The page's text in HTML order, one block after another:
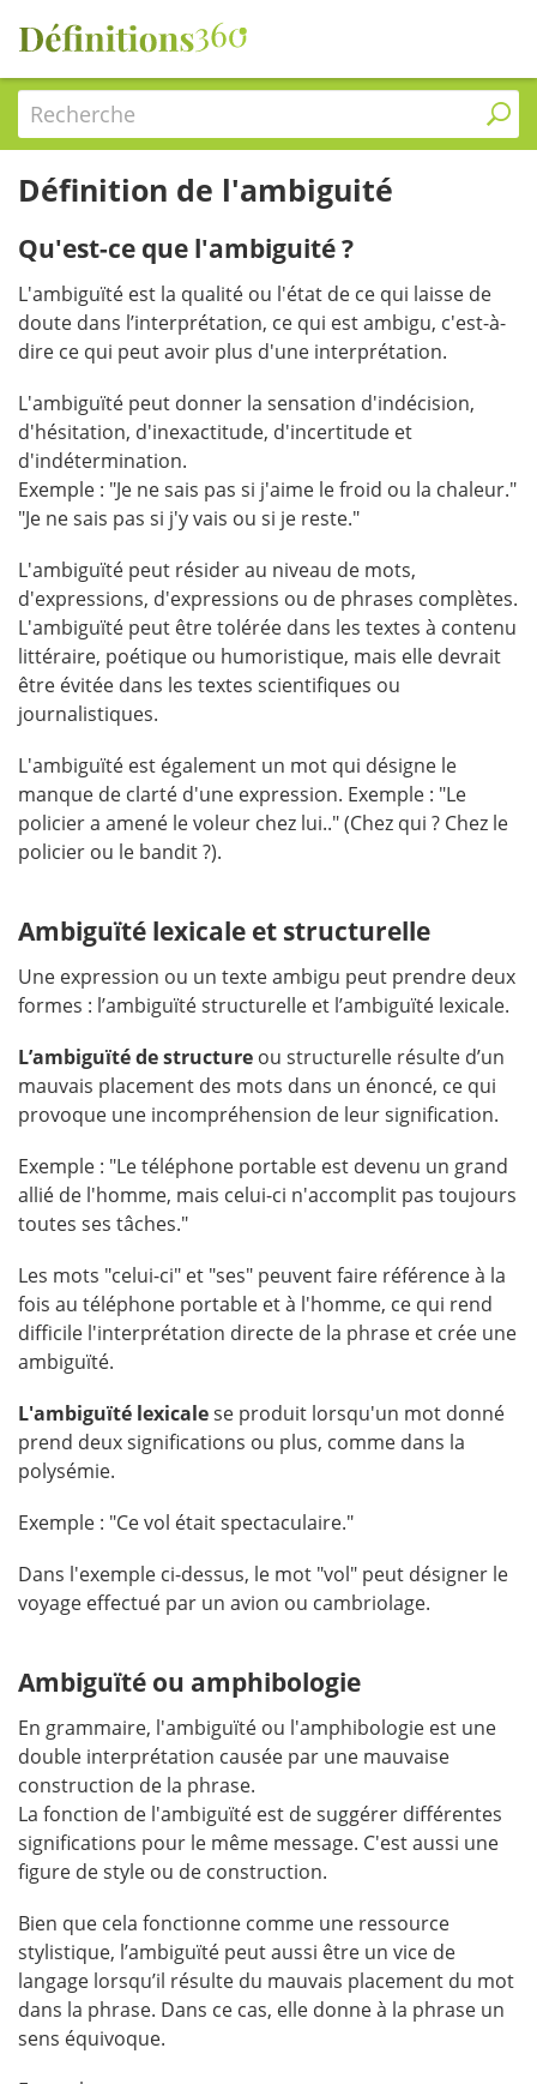
Recherche
Définition de l'ambiguité
Qu'est-ce que l'ambiguité ?
L'ambiguïté est la qualité ou l'état de ce qui laisse de
doute dans l’interprétation, ce qui est ambigu, c'est-à-
dire ce qui peut avoir plus d'une interprétation.
L'ambiguïté peut donner la sensation d'indécision,
d'hésitation, d'inexactitude, d'incertitude et
d'indétermination.
Exemple : "Je ne sais pas si j'aime le froid ou la chaleur."
"Je ne sais pas si j'y vais ou si je reste."
L'ambiguïté peut résider au niveau de mots,
d'expressions, d'expressions ou de phrases complètes.
L'ambiguïté peut être tolérée dans les textes à contenu
littéraire, poétique ou humoristique, mais elle devrait
être évitée dans les textes scientifiques ou
journalistiques.
L'ambiguïté est également un mot qui désigne le
manque de clarté d'une expression. Exemple : "Le
policier a amené le voleur chez lui.." (Chez qui ? Chez le
policier ou le bandit ?).
Ambiguïté lexicale et structurelle
Une expression ou un texte ambigu peut prendre deux
formes : l’ambiguïté structurelle et l’ambiguïté lexicale.
L’ambiguïté de structure ou structurelle résulte d’un
mauvais placement des mots dans un énoncé, ce qui
provoque une incompréhension de leur signification.
Exemple : "Le téléphone portable est devenu un grand
allié de l'homme, mais celui-ci n'accomplit pas toujours
toutes ses tâches."
Les mots "celui-ci" et "ses" peuvent faire référence à la
fois au téléphone portable et à l'homme, ce qui rend
difficile l'interprétation directe de la phrase et crée une
ambiguïté.
L'ambiguïté lexicalese produit lorsqu'un mot donné
prend deux significations ou plus, comme dans la
polysémie.
Exemple : "Ce vol était spectaculaire."
Dans l'exemple ci-dessus, le mot "vol" peut désigner le
voyage effectué par un avion ou cambriolage.
Ambiguïté ou amphibologie
En grammaire, l'ambiguïté ou l'amphibologie est une
double interprétation causée par une mauvaise
construction de la phrase.
La fonction de l'ambiguïté est de suggérer différentes
significations pour le même message. C'est aussi une
figure de style ou de construction.
Bien que cela fonctionne comme une ressource
stylistique, l’ambiguïté peut aussi être un vice de
langage lorsqu’il résulte du mauvais placement du mot
dans la phrase. Dans ce cas, elle donne à la phrase un
sens équivoque.